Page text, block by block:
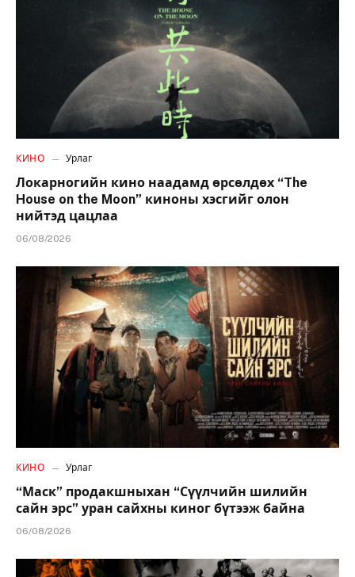
КИНО Урлаг
Локарногийн кино наадамд өрсөлдөх “The
House on the Moon” киноны хэсгийг олон
нийтэд цацлаа
06/08/2026
КИНО Урлаг
“Маск” продакшныхан “Сүүлчийн шилийн
сайн эрс” уран сайхны киног бүтээж байна
06/08/2026